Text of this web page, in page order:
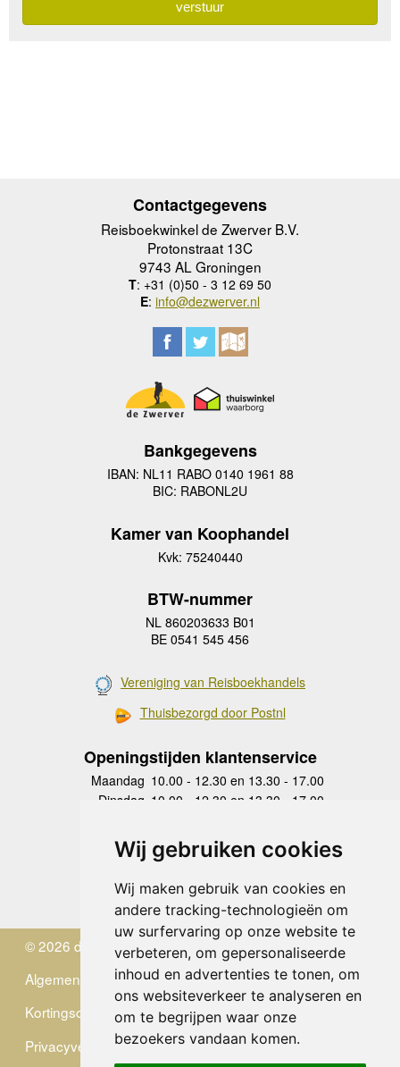
Wij gebruiken cookies
Wij maken gebruik van cookies en
andere tracking-technologieën om
uw surfervaring op onze website te
verbeteren, om gepersonaliseerde
inhoud en advertenties te tonen, om
ons websiteverkeer te analyseren en
om te begrijpen waar onze
bezoekers vandaan komen.
Contactgegevens
Reisboekwinkel de Zwerver B.V.
Protonstraat 13C
9743 AL Groningen
T: +31 (0)50 - 3 12 69 50
E: info@dezwerver.nl
Bankgegevens
IBAN: NL11 RABO 0140 1961 88
BIC: RABONL2U
Kamer van Koophandel
Kvk: 75240440
BTW-nummer
NL 860203633 B01
BE 0541 545 456
Vereniging van Reisboekhandels
Thuisbezorgd door Postnl
Openingstijden klantenservice
Maandag 10.00 - 12.30 en 13.30 - 17.00
Dinsdag 10.00 - 12.30 en 13.30 - 17.00
Donderdag
10.00 - 12.30 en 13.30 - 17.00
Vrijdag 10.00 - 12.30 en 13.30 - 17.00
Zaterdag
gesloten
Zondag gesloten
© 2026 de Zwerver
Algemene Voorwaarden
Kortingscode
Privacyverklaring